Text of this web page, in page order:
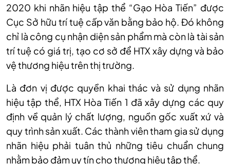
2020 khi nhãn hiệu tập thể “Gạo Hòa Tiến” được
Cục Sở hữu trí tuệ cấp văn bằng bảo hộ. Đó không
chỉ là công cụ nhận diện sản phẩm mà còn là tài sản
trí tuệ có giá trị, tạo cơ sở để HTX xây dựng và bảo
vệ thương hiệu trên thị trường.
Là đơn vị được quyền khai thác và sử dụng nhãn
hiệu tập thể, HTX Hòa Tiến 1 đã xây dựng các quy
định về quản lý chất lượng, nguồn gốc xuất xứ và
quy trình sản xuất. Các thành viên tham gia sử dụng
nhãn hiệu phải tuân thủ những tiêu chuẩn chung
nhằm bảo đảm uy tín cho thương hiệu tập thể.